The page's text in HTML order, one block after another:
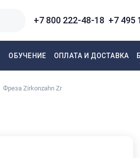
+7 800 222-48-18 +7 495
ОБУЧЕНИЕ ОПЛАТА И ДОСТАВКА
Фреза Zirkonzahn Zr